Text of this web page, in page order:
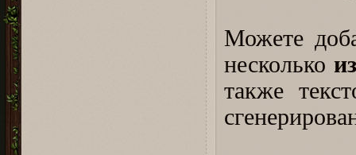
Можете
несколько
также